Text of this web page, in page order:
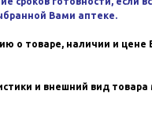
Вами аптеке.
о товаре, наличии и цене
и внешний вид товара